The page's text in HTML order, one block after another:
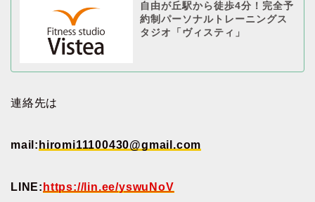
自由が丘駅から徒歩4分！完全予
約制パーソナルトレーニングス
タジオ「ヴィスティ」
連絡先は
mail: hiromi11100430@gmail.com
LINE: https://lin.ee/yswuNoV